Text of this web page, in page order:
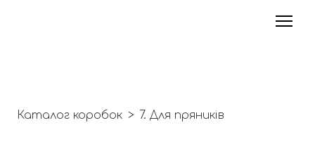
Каталог коробок 7. Для пряників